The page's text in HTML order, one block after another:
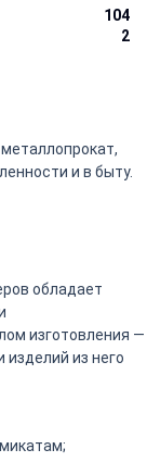
104
2
и в быту.
обладает
изготовления —
из него